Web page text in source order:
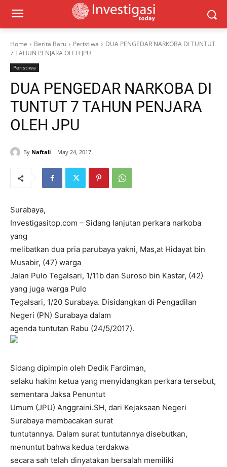
Home Berita Baru Peristiwa
DUA PENGEDAR NARKOBA DI TUNTUT
7 TAHUN PENJARA OLEH JPU
Peristiwa
DUA PENGEDAR NARKOBA DI
TUNTUT 7 TAHUN PENJARA
OLEH JPU
By Naftali May 24, 2017
Surabaya,
Investigasitop.com – Sidang lanjutan perkara narkoba
yang
melibatkan dua pria parubaya yakni, Mas,at Hidayat bin
Musabir, (47) warga
Jalan Pulo Tegalsari, 1/11b dan Suroso bin Kastar, (42)
yang juga warga Pulo
Tegalsari, 1/20 Surabaya. Disidangkan di Pengadilan
Negeri (PN) Surabaya dalam
agenda tuntutan Rabu (24/5/2017).
Sidang dipimpin oleh Dedik Fardiman,
selaku hakim ketua yang menyidangkan perkara tersebut,
sementara Jaksa Penuntut
Umum (JPU) Anggraini.SH, dari Kejaksaan Negeri
Surabaya membacakan surat
tuntutannya. Dalam surat tuntutannya disebutkan,
menuntut bahwa kedua terdakwa
secara sah telah dinyatakan bersalah memiliki